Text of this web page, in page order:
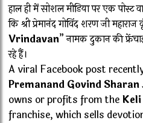
हाल ही में सोशल मीडिया पर एक पोस्ट
कि श्री प्रेमानंद गोविंद शरण जी महाराज
Vrindavan” नामक दुकान की
रहे हैं।
A viral Facebook post
Premanand Govind
owns or profits from the
franchise, which sells